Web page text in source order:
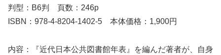
判型：B6判 頁数：246p
ISBN：978-4-8204-1402-5 本体価格：1,900円
内容：『近代日本公共図書館年表』を編んだ著者が、自身